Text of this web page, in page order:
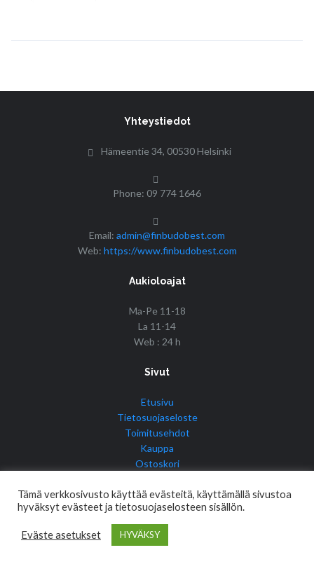
Yhteystiedot
Hämeentie 34, 00530 Helsinki
Phone: 09 774 1646
Email: admin@finbudobest.com
Web: https://www.finbudobest.com
Aukioloajat
Ma-Pe 11-18
La 11-14
Web : 24 h
Sivut
Etusivu
Tietosuojaseloste
Toimitusehdot
Kauppa
Ostoskori
© Copyright 2017 Fin Budo Best | Golden Tiger
Tämä verkkosivusto käyttää evästeitä, käyttämällä sivustoa
hyväksyt evästeet ja tietosuojaselosteen sisällön.
Eväste asetukset HYVÄKSY